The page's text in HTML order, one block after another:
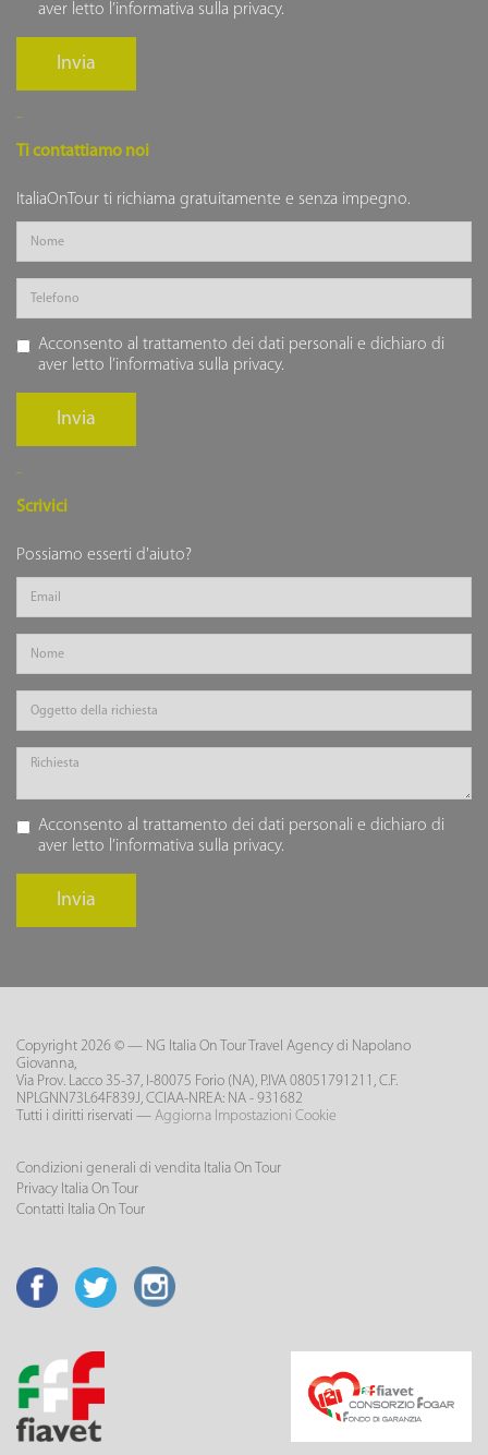
aver letto l’informativa sulla privacy.
Invia
Ti contattiamo noi
ItaliaOnTour ti richiama gratuitamente e senza impegno.
Acconsento al trattamento dei dati personali e dichiaro di
aver letto l’informativa sulla privacy.
Invia
Scrivici
Possiamo esserti d'aiuto?
Acconsento al trattamento dei dati personali e dichiaro di
aver letto l’informativa sulla privacy.
Invia
Copyright 2026 © — NG Italia On Tour Travel Agency di Napolano
Giovanna,
Via Prov. Lacco 35-37, I-80075 Forio (NA), P.IVA 08051791211, C.F.
NPLGNN73L64F839J, CCIAA-NREA: NA - 931682
Tutti i diritti riservati — Aggiorna Impostazioni Cookie
Condizioni generali di vendita Italia On Tour
Privacy Italia On Tour
Contatti Italia On Tour